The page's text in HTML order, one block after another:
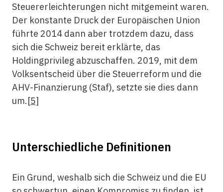
Steuererleichterungen nicht mitgemeint waren.
Der konstante Druck der Europäischen Union
führte 2014 dann aber trotzdem dazu, dass
sich die Schweiz bereit erklärte, das
Holdingprivileg abzuschaffen. 2019, mit dem
Volksentscheid über die Steuerreform und die
AHV-Finanzierung (Staf), setzte sie dies dann
um.[5]
Unterschiedliche Definitionen
Ein Grund, weshalb sich die Schweiz und die EU